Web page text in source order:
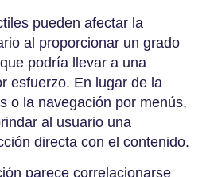
pueden afectar la
al proporcionar un grado
podría llevar a una
esfuerzo. En lugar de la
o la navegación por menús,
al usuario una
directa con el contenido.
parece correlacionarse